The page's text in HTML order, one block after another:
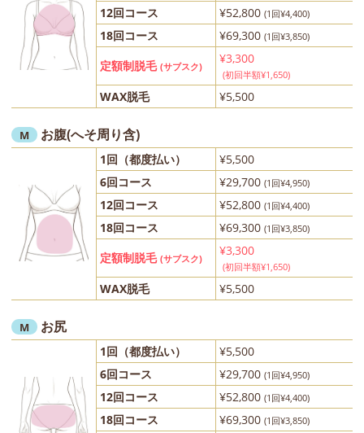
12回コース ¥52,800 (1回¥4,400)
18回コース ¥69,300 (1回¥3,850)
定額制脱毛 (サブスク)
¥3,300
(初回半額¥1,650)
WAX脱毛 ¥5,500
M お腹(へそ周り含)
1回（都度払い）
¥5,500
6回コース
¥29,700 (1回¥4,950)
12回コース ¥52,800 (1回¥4,400)
18回コース ¥69,300 (1回¥3,850)
定額制脱毛 (サブスク)
¥3,300
(初回半額¥1,650)
WAX脱毛 ¥5,500
M お尻
1回（都度払い）
¥5,500
6回コース
¥29,700 (1回¥4,950)
12回コース ¥52,800 (1回¥4,400)
18回コース ¥69,300 (1回¥3,850)